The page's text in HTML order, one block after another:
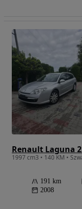
Renault Laguna
191 km
2008